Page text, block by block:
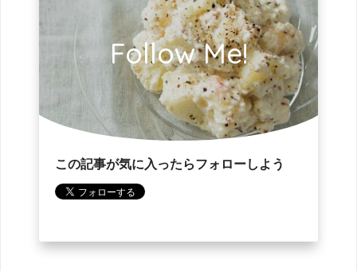
Follow Me!
この記事が気に入ったらフォローしよう